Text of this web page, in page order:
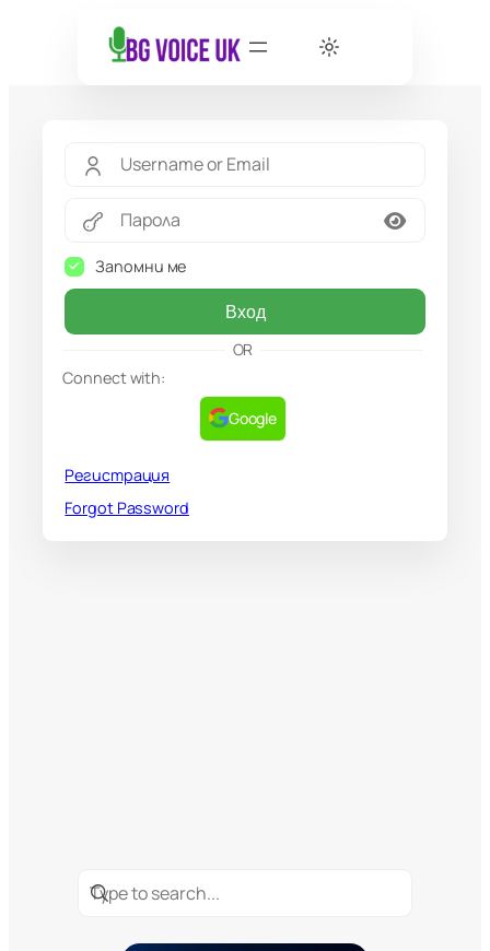
Запомни ме
Вход
OR
Connect with:
Google
Регистрация
Forgot Password